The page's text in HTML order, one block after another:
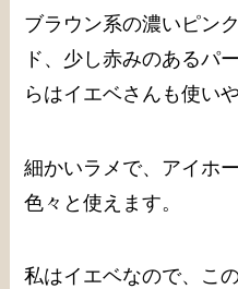
ブラウン系の濃いピン
ド、少し赤みのあるパ
らはイエベさんも使い
細かいラメで、アイホ
色々と使えます。
私はイエベなので、こ